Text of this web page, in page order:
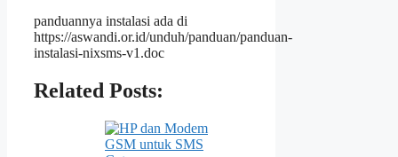
panduannya instalasi ada di
https://aswandi.or.id/unduh/panduan/panduan-
instalasi-nixsms-v1.doc
Related Posts: